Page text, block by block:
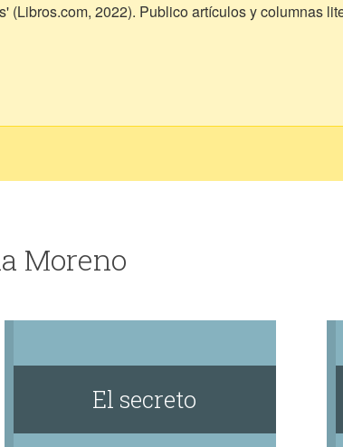
(Libros.com, 2022). Publico artículos y columnas
Moreno
El secreto